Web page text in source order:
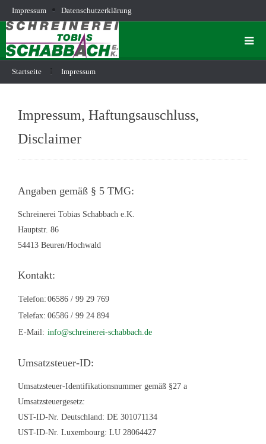
Impressum Datenschutzerklärung
Startseite Impressum
Impressum, Haftungsauschluss,
Disclaimer
Angaben gemäß § 5 TMG:
Schreinerei Tobias Schabbach e.K.
Hauptstr. 86
54413 Beuren/Hochwald
Kontakt:
Telefon: 06586 / 99 29 769
Telefax: 06586 / 99 24 894
E-Mail: info@schreinerei-schabbach.de
Umsatzsteuer-ID:
Umsatzsteuer-Identifikationsnummer gemäß §27 a
Umsatzsteuergesetz:
UST-ID-Nr. Deutschland: DE 301071134
UST-ID-Nr. Luxembourg: LU 28064427